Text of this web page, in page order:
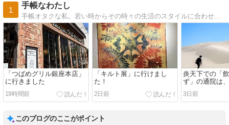
1
手帳なわたし
手帳オタクな私。若い時からその時々の生活のスタイルに合わせて手帳を選び、使い方を工夫してきました。私の今の究極をご紹介。婦人之友社「主婦日記」を中心に。
「つばめグリル銀座本店」
に行きました
19時間前
「キルト展」に行けまし
た！
2日前
炎天下での「
ず」の通院は
ます〜
3日前
このブログのここがポイント